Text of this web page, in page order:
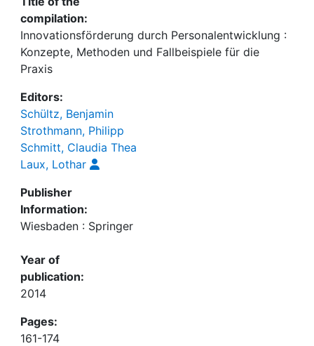
compilation:
Innovationsförderung durch Personalentwicklung :
Konzepte, Methoden und Fallbeispiele für die
Praxis
Editors:
Schültz, Benjamin
Strothmann, Philipp
Schmitt, Claudia Thea
Laux, Lothar
Publisher
Information:
Wiesbaden : Springer
Year of
publication:
2014
Pages:
161-174